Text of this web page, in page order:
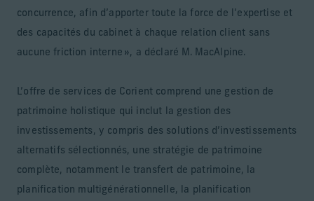
concurrence, afin d’apporter toute la force de l’expertise et
des capacités du cabinet à chaque relation client sans
aucune friction interne », a déclaré M. MacAlpine.
L’offre de services de Corient comprend une gestion de
patrimoine holistique qui inclut la gestion des
investissements, y compris des solutions d’investissements
alternatifs sélectionnés, une stratégie de patrimoine
complète, notamment le transfert de patrimoine, la
planification multigénérationnelle, la planification